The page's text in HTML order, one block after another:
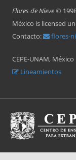
Flores de Nieve©
México is licensed
Contacto:
flores-
CEPE-UNAM, México
Lineamientos